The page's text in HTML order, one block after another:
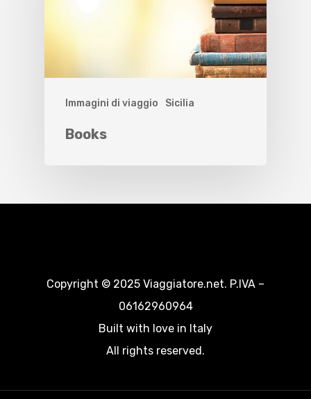
Immagini di viaggio Sicilia
Books
Copyright © 2025 Viaggiatore.net. P.IVA –
06162960964
Built with love in Italy
All rights reserved.